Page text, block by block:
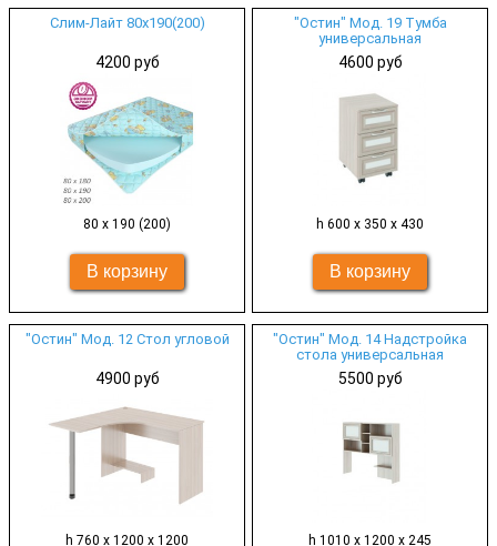
Слим-Лайт 80х190(200)
4200 руб
80 х 190 (200)
"Остин" Мод. 19 Тумба
универсальная
4600 руб
h 600 х 350 х 430
"Остин" Мод. 12 Стол угловой
4900 руб
h 760 х 1200 х 1200
"Остин" Мод. 14 Надстройка
стола универсальная
5500 руб
h 1010 х 1200 х 245